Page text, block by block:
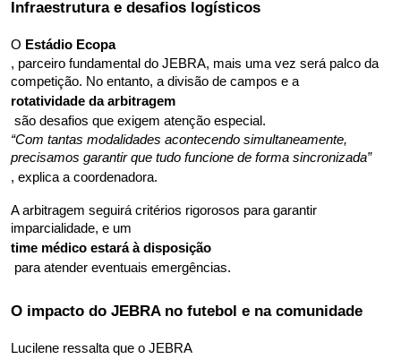
Infraestrutura e desafios logísticos
O Estádio Ecopa
, parceiro fundamental do JEBRA, mais uma vez será palco da
competição. No entanto, a divisão de campos e a
rotatividade da arbitragem
são desafios que exigem atenção especial.
“Com tantas modalidades acontecendo simultaneamente,
precisamos garantir que tudo funcione de forma sincronizada”
, explica a coordenadora.
A arbitragem seguirá critérios rigorosos para garantir
imparcialidade, e um
time médico estará à disposição
para atender eventuais emergências.
O impacto do JEBRA no futebol e na comunidade
Lucilene ressalta que o JEBRA